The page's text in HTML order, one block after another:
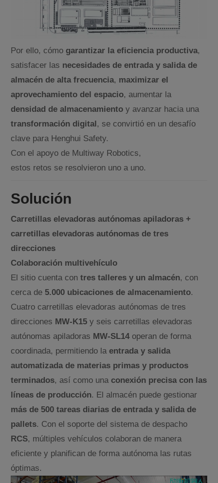
Por ello, cómo garantizar la eficiencia productiva,
satisfacer las necesidades de entrada y salida de
almacén de alta frecuencia, maximizar el
aprovechamiento del espacio, aumentar la
densidad de almacenamiento y avanzar hacia una
transformación digital, se convirtió en un desafío
clave para Henghui Safety.
Con el apoyo de Multiway Robotics,
estos retos se resolvieron uno a uno.
Solución
Carretillas elevadoras autónomas apiladoras +
carretillas elevadoras autónomas de tres
direcciones
Colaboración multivehículo
El sitio cuenta contres talleres y un almacén, con
cerca de 5.000 ubicaciones de almacenamiento.
Cuatro carretillas elevadoras autónomas de tres
direcciones MW-K15 y seis carretillas elevadoras
autónomas apiladoras MW-SL14operan de forma
coordinada, permitiendo laentrada y salida
automatizada de materias primas y productos
terminados, así como unaconexión precisa con las
líneas de producción. El almacén puede gestionar
más de 500 tareas diarias de entrada y salida de
pallets. Con el soporte del sistema de despacho
RCS, múltiples vehículos colaboran de manera
eficiente y planifican de forma autónoma las rutas
óptimas.